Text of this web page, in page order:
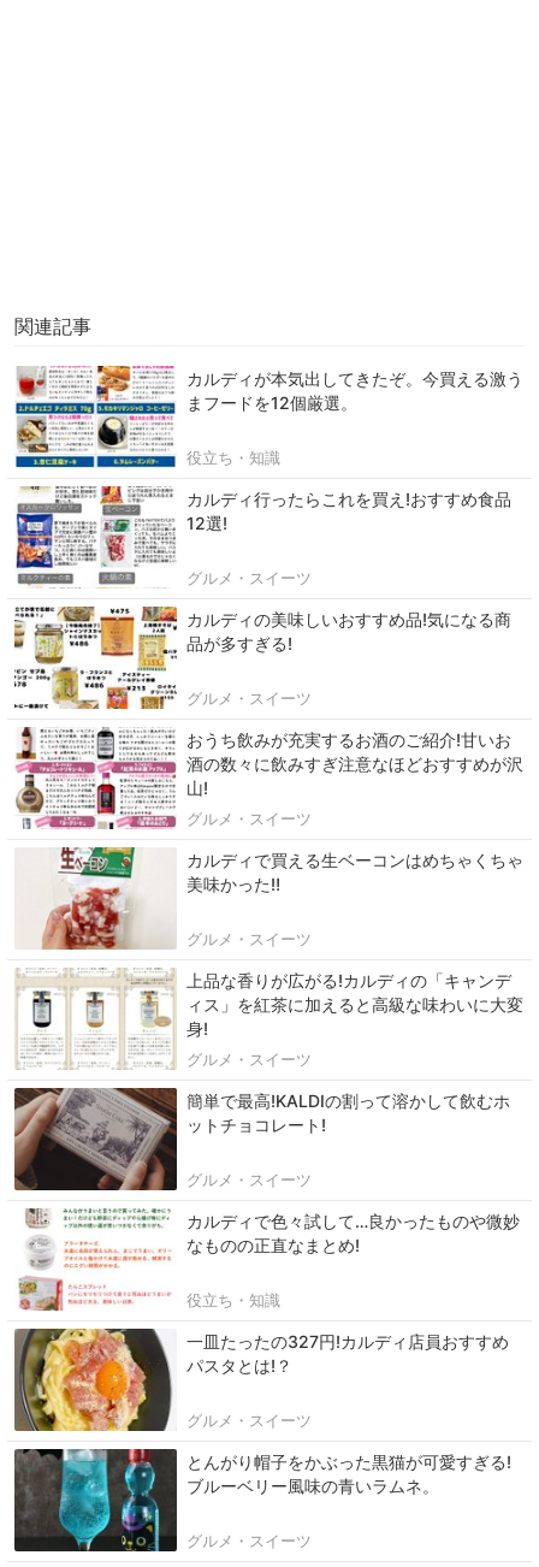
関連記事
カルディが本気出してきたぞ。今買える激う
まフードを12個厳選。
役立ち・知識
カルディ行ったらこれを買え!おすすめ食品
12選!
グルメ・スイーツ
カルディの美味しいおすすめ品!気になる商
品が多すぎる!
グルメ・スイーツ
おうち飲みが充実するお酒のご紹介!甘いお
酒の数々に飲みすぎ注意なほどおすすめが沢
山!
グルメ・スイーツ
カルディで買える生ベーコンはめちゃくちゃ
美味かった‼
グルメ・スイーツ
上品な香りが広がる!カルディの「キャンデ
ィス」を紅茶に加えると高級な味わいに大変
身!
グルメ・スイーツ
簡単で最高!KALDIの割って溶かして飲むホ
ットチョコレート!
グルメ・スイーツ
カルディで色々試して…良かったものや微妙
なものの正直なまとめ!
役立ち・知識
一皿たったの327円!カルディ店員おすすめ
パスタとは!？
グルメ・スイーツ
とんがり帽子をかぶった黒猫が可愛すぎる!
ブルーベリー風味の青いラムネ。
グルメ・スイーツ